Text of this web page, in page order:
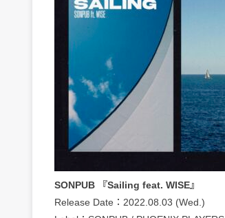
SONPUB 『Sailing feat. WISE』
Release Date：2022.08.03 (Wed.)